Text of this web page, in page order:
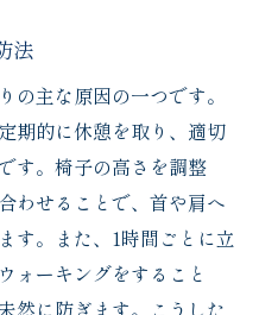
法
の主な原因の一つです。
期的に休憩を取り、適切
す。椅子の高さを調整
わせることで、首や肩へ
す。また、1時間ごとに立
ォーキングをすること
然に防ぎます。こうした